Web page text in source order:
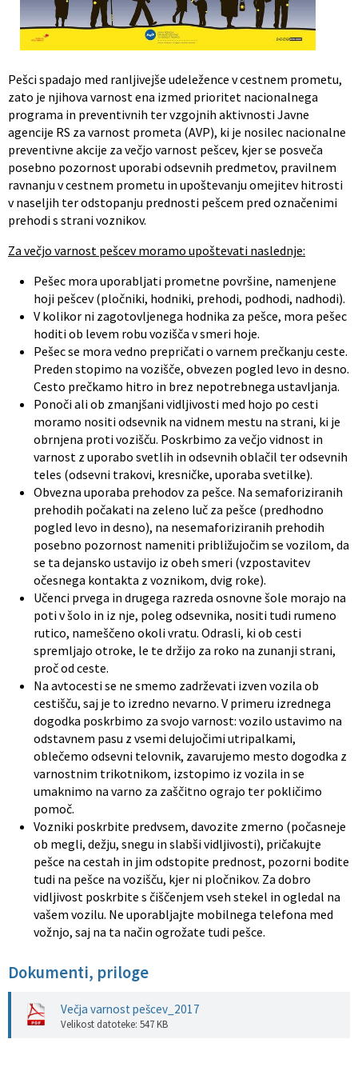
Pešci spadajo med ranljivejše udeležence v cestnem prometu,
zato je njihova varnost ena izmed prioritet nacionalnega
programa in preventivnih ter vzgojnih aktivnosti Javne
agencije RS za varnost prometa (AVP), ki je nosilec nacionalne
preventivne akcije za večjo varnost pešcev, kjer se posveča
posebno pozornost uporabi odsevnih predmetov, pravilnem
ravnanju v cestnem prometu in upoštevanju omejitev hitrosti
v naseljih ter odstopanju prednosti pešcem pred označenimi
prehodi s strani voznikov.
Za večjo varnost pešcev moramo upoštevati naslednje:
Pešec mora uporabljati prometne površine, namenjene
hoji pešcev (pločniki, hodniki, prehodi, podhodi, nadhodi).
V kolikor ni zagotovljenega hodnika za pešce, mora pešec
hoditi ob levem robu vozišča v smeri hoje.
Pešec se mora vedno prepričati o varnem prečkanju ceste.
Preden stopimo na vozišče, obvezen pogled levo in desno.
Cesto prečkamo hitro in brez nepotrebnega ustavljanja.
Ponoči ali ob zmanjšani vidljivosti med hojo po cesti
moramo nositi odsevnik na vidnem mestu na strani, ki je
obrnjena proti vozišču. Poskrbimo za večjo vidnost in
varnost z uporabo svetlih in odsevnih oblačil ter odsevnih
teles (odsevni trakovi, kresničke, uporaba svetilke).
Obvezna uporaba prehodov za pešce. Na semaforiziranih
prehodih počakati na zeleno luč za pešce (predhodno
pogled levo in desno), na nesemaforiziranih prehodih
posebno pozornost nameniti približujočim se vozilom, da
se ta dejansko ustavijo iz obeh smeri (vzpostavitev
očesnega kontakta z voznikom, dvig roke).
Učenci prvega in drugega razreda osnovne šole morajo na
poti v šolo in iz nje, poleg odsevnika, nositi tudi rumeno
rutico, nameščeno okoli vratu. Odrasli, ki ob cesti
spremljajo otroke, le te držijo za roko na zunanji strani,
proč od ceste.
Na avtocesti se ne smemo zadrževati izven vozila ob
cestišču, saj je to izredno nevarno. V primeru izrednega
dogodka poskrbimo za svojo varnost: vozilo ustavimo na
odstavnem pasu z vsemi delujočimi utripalkami,
oblečemo odsevni telovnik, zavarujemo mesto dogodka z
varnostnim trikotnikom, izstopimo iz vozila in se
umaknimo na varno za zaščitno ograjo ter pokličimo
pomoč.
Vozniki poskrbite predvsem, davozite zmerno (počasneje
ob megli, dežju, snegu in slabši vidljivosti), pričakujte
pešce na cestah in jim odstopite prednost, pozorni bodite
tudi na pešce na vozišču, kjer ni pločnikov. Za dobro
vidljivost poskrbite s čiščenjem vseh stekel in ogledal na
vašem vozilu. Ne uporabljajte mobilnega telefona med
vožnjo, saj na ta način ogrožate tudi pešce.
Dokumenti, priloge
Večja varnost pešcev_2017
Velikost datoteke: 547 KB
Občinski nagrajenci
Uradne ure
Vizitka
Proračun občine
Prostorski akti občine
Kohezijski projekti